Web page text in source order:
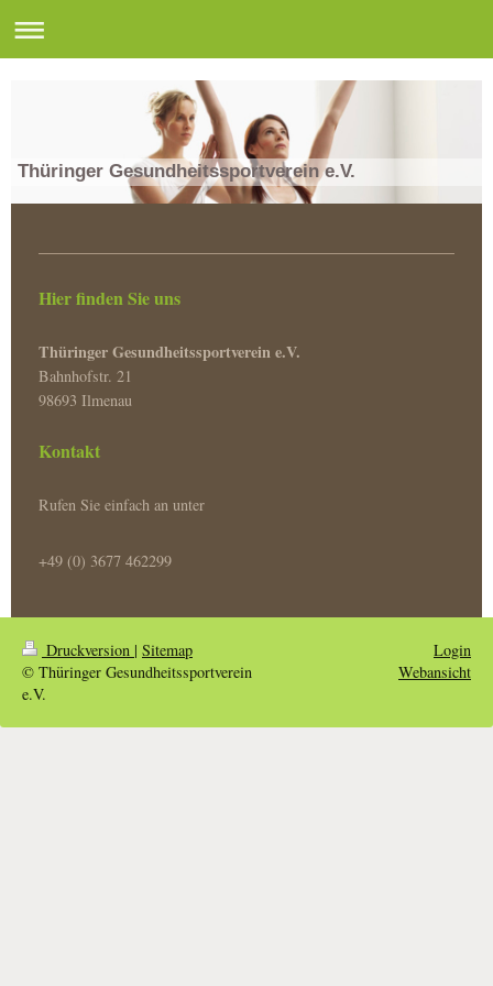
Thüringer Gesundheitssportverein e.V.
Hier finden Sie uns
Thüringer Gesundheitssportverein e.V.
Bahnhofstr. 21
98693 Ilmenau
Kontakt
Rufen Sie einfach an unter
+49 (0) 3677 462299
Druckversion | Sitemap
© Thüringer Gesundheitssportverein
e.V.
Login
Webansicht